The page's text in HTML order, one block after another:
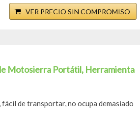
VER PRECIO SIN COMPROMISO
Motosierra Portátil, Herramienta
de transportar, no ocupa demasiado